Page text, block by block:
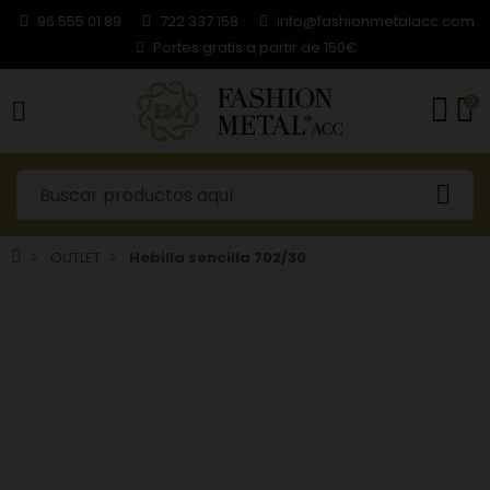
96 555 01 89 722 337 158
info@fashionmetalacc.com
Portes gratis a partir de 150€
0